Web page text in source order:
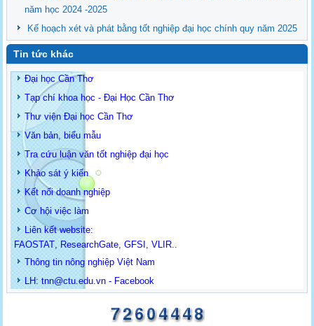
năm học 2024 -2025
Kế hoạch xét và phát bằng tốt nghiệp đại học chính quy năm 2025
Tin tức khác
Đại học Cần Thơ
Tạp chí khoa học - Đại Học Cần Thơ
Thư viện Đại học Cần Thơ
Văn bản, biểu mẫu
Tra cứu luận văn tốt nghiệp đại học
Khảo sát ý kiến
Kết nối doanh nghiệp
Cơ hội việc làm
Liên kết website:
FAOSTAT ResearchGate ,GFSI ,VLIR
Thông tin nông nghiệp Việt Nam
LH: tnn@ctu.edu.vn - Facebook